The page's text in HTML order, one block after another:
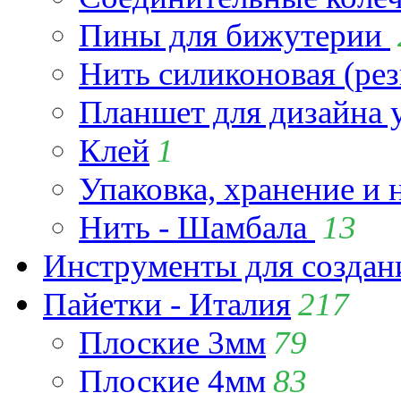
Пины для бижутерии
Нить силиконовая
Планшет для
Клей 1
Упаковка, хранение и
Нить - Шамбала 13
Инструменты для
Пайетки - Италия217
Плоские 3мм 79
Плоские 4мм83